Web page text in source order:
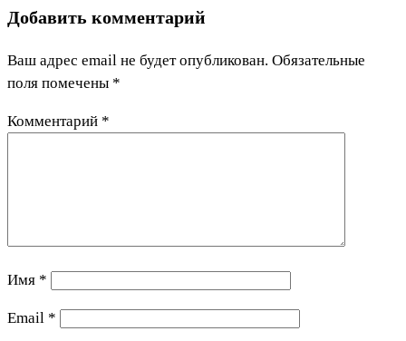
Добавить комментарий
Ваш адрес email не будет опубликован. Обязательные
поля помечены *
Комментарий *
Имя *
Email *